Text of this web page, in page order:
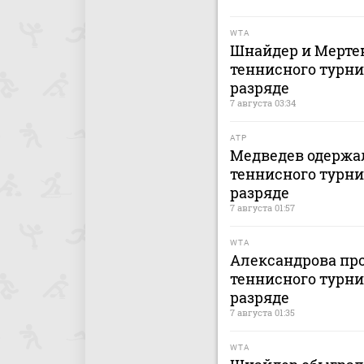
WTA
Шнайдер и
теннисного
разряде
7 августа 03:34
ATP
Медведев
теннисного
разряде
7 августа 01:57
WTA
Александрова
теннисного
разряде
7 августа 01:35
WTA